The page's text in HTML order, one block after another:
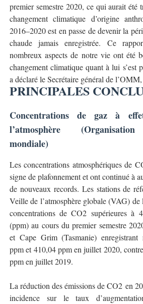
premier semestre 2020, ce qui aurait été
changement climatique d’origine
2016–2020 est en passe de devenir la
chaude jamais enregistrée. Ce
nombreux aspects de notre vie ont été
changement climatique quant à lui s’est
a déclaré le Secrétaire général de
PRINCIPALES
Concentrations de gaz à
l’atmosphère
mondiale)
Les concentrations atmosphériques de
signe de plafonnement et ont continué à
de nouveaux records. Les stations de
Veille de l’atmosphère globale (VAG)
concentrations de CO2 supérieures à
(ppm) au cours du premier semestre
et Cape Grim (Tasmanie) enregistrant
ppm et 410,04 ppm en juillet 2020,
ppm en juillet 2019.
La réduction des émissions de CO2 en
incidence sur le taux